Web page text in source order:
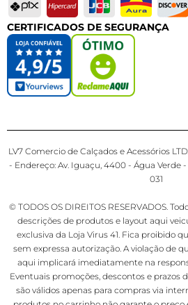
CERTIFICADOS DE SEGURANÇA
LV7 Comercio de Calçados e Acessórios
- Endereço: Av. Iguaçu, 4400 - Água Verde
031
© TODOS OS DIREITOS RESERVADOS.
descrições de produtos e layout aqui
exclusiva da Loja Virus 41. Fica proibido
sem expressa autorização. A violação de
aqui implicará imediatamente na
Eventuais promoções, descontos e prazos
são válidos apenas para compras via